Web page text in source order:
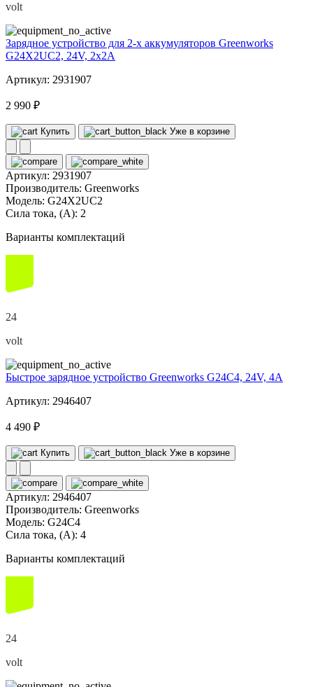
volt
Зарядное устройство для 2-х аккумуляторов Greenworks
G24X2UC2, 24V, 2x2А
Артикул: 2931907
2 990 ₽
Купить Уже в корзине
Артикул: 2931907
Производитель: Greenworks
Модель: G24X2UC2
Сила тока, (А): 2
Варианты комплектаций
24
volt
Быстрое зарядное устройство Greenworks G24C4, 24V, 4А
Артикул: 2946407
4 490 ₽
Купить Уже в корзине
Артикул: 2946407
Производитель: Greenworks
Модель: G24C4
Сила тока, (А): 4
Варианты комплектаций
24
volt